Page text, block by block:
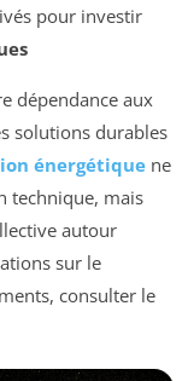
pour investir
dépendance aux
solutions durables
énergétique ne
technique, mais
autour
sur le
consulter le